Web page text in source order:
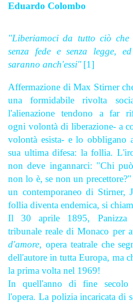
Eduardo Colombo
"Liberiamoci da tutto ciò che
senza fede e senza legge,
saranno anch'essi" [1]
Affermazione di Max Stirner
una formidabile rivolta
l'alienazione tendono a far
ogni volontà di liberazione- a
volontà esista- e lo obbligano
sua ultima difesa: la follia.
non deve ingannarci: "Chi
non lo è, se non un
un contemporaneo di Stirner,
follia diventa endemica, si
Il 30 aprile 1895, Panizza
tribunale reale di Monaco per
d'amore, opera teatrale che
dell'autore in tutta Europa, ma
la prima volta nel 1969!
In quell'anno di fine secolo
l'opera. La polizia incaricata di